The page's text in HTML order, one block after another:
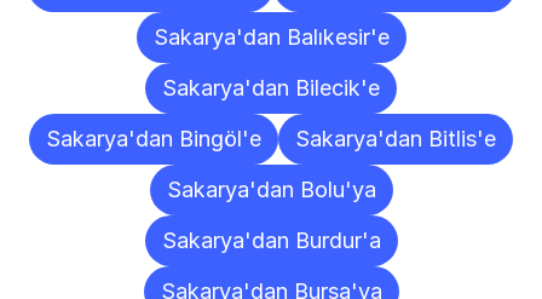
Sakarya'dan Balıkesir'e
Sakarya'dan Bilecik'e
Sakarya'dan Bingöl'e
Sakarya'dan Bitlis'e
Sakarya'dan Bolu'ya
Sakarya'dan Burdur'a
Sakarya'dan Bursa'ya